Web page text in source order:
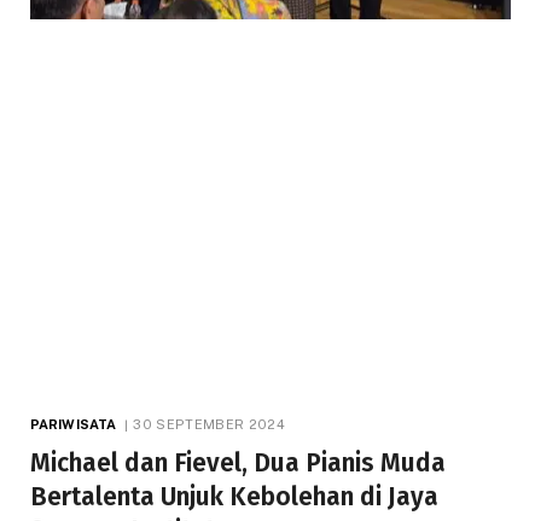
PARIWISATA 30 SEPTEMBER 2024
Michael dan Fievel, Dua Pianis Muda
Bertalenta Unjuk Kebolehan di Jaya